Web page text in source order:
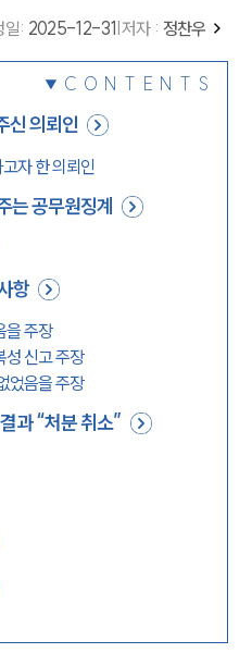
일: 2025-12-31 저자 : 정찬우
CONTENTS
신 의뢰인
자 한 의뢰인
는 공무원징계
항
을 주장
성 신고 주장
었음을 주장
과 “처분 취소”